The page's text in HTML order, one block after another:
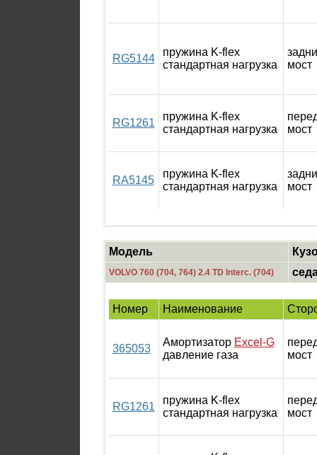
RG5144
пружина K-flex
стандартная нагрузка
мост
RG1261
пружина K-flex
стандартная нагрузка
мост
RA5145
пружина K-flex
стандартная нагрузка
мост
Модель
VOLVO 760 (704, 764) 2.4 TD Interc. (704)
Номер Наименование
365053
Амортизатор Excel-G
давление газа
мост
RG1261
пружина K-flex
стандартная нагрузка
мост